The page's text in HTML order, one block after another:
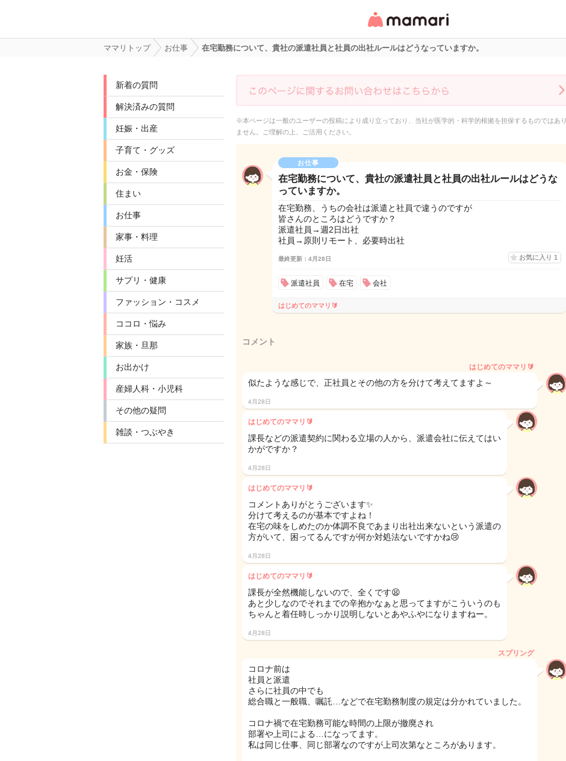
リ・情報サイト
ママリトップ お仕事 在宅勤務について、貴社の派遣社員と社員の出社ルールはどうなっていますか。
新着の質問
解決済みの質問
妊娠・出産
子育て・グッズ
お金・保険
住まい
お仕事
家事・料理
妊活
サプリ・健康
ファッション・コスメ
ココロ・悩み
家族・旦那
お出かけ
産婦人科・小児科
その他の疑問
雑談・つぶやき
※本ページは一般のユーザーの投稿により成り立っており、当社が医学的・科学的根拠を担保するものではあり
ません。ご理解の上、ご活用ください。
お仕事
在宅勤務について、貴社の派遣社員と社員の出社ルールはどうな
っていますか。
在宅勤務、うちの会社は派遣と社員で違うのですが
皆さんのところはどうですか？
派遣社員→週2日出社
社員→原則リモート、必要時出社
最終更新：4月28日 お気に入り 1
派遣社員 在宅 会社
はじめてのママリ🔰
コメント
はじめてのママリ🔰
似たような感じで、正社員とその他の方を分けて考えてますよ～
4月28日
はじめてのママリ🔰
課長などの派遣契約に関わる立場の人から、派遣会社に伝えてはい
かがですか？
4月28日
はじめてのママリ🔰
コメントありがとうございます✨
分けて考えるのが基本ですよね！
在宅の味をしめたのか体調不良であまり出社出来ないという派遣の
方がいて、困ってるんですが何か対処法ないですかね😢
4月28日
はじめてのママリ🔰
課長が全然機能しないので、全くです😫
あと少しなのでそれまでの辛抱かなぁと思ってますがこういうのも
ちゃんと着任時しっかり説明しないとあやふやになりますねー。
4月28日
スプリング
コロナ前は
社員と派遣
さらに社員の中でも
総合職と一般職、嘱託…などで在宅勤務制度の規定は分かれていました。
コロナ禍で在宅勤務可能な時間の上限が撤廃され
部署や上司による…になってます。
私は同じ仕事、同じ部署なのですが上司次第なところがあります。